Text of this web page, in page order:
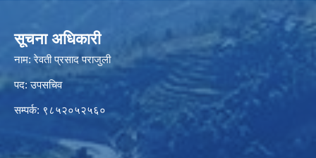
सूचना अधिकारी
नाम: रेवती प्रसाद पराजुली
पद: उपसचिव
सम्पर्क: ९८५२०५२५६०